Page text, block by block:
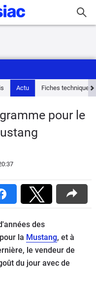
Actu Fiches techniques
pour le
des
la Mustang, et à
le vendeur de
du jour avec de